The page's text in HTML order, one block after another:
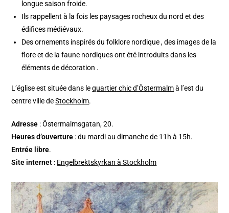
longue saison froide.
Ils rappellent à la fois les paysages rocheux du nord et des
édifices médiévaux.
Des ornements inspirés du folklore nordique , des images de la
flore et de la faune nordiques ont été introduits dans les
éléments de décoration .
L’église est située dans lequartier chic d’Östermalmà l’est du
centre ville deStockholm.
Adresse : Östermalmsgatan, 20.
Heures d’ouverture : du mardi au dimanche de 11h à 15h.
Entrée libre.
Site internet : Engelbrektskyrkan à Stockholm